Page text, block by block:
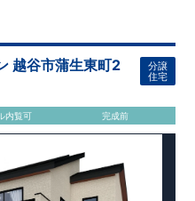
徒歩 7分）
こだわりの家づくり
く
あい、最良のプランを提供
越谷市蒲生東町2
分譲
住宅
内覧可 完成前